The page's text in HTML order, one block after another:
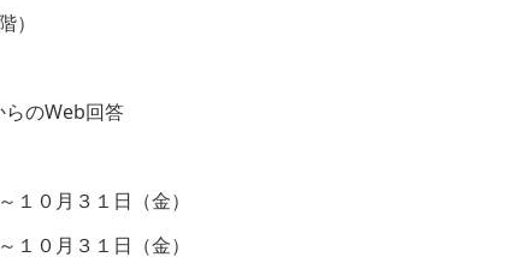
）
らのWeb回答
１０月３１日（金）
１０月３１日（金）